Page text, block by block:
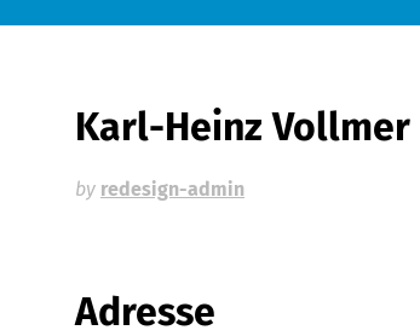
Karl-Heinz Vollmer
by redesign-admin
Adresse